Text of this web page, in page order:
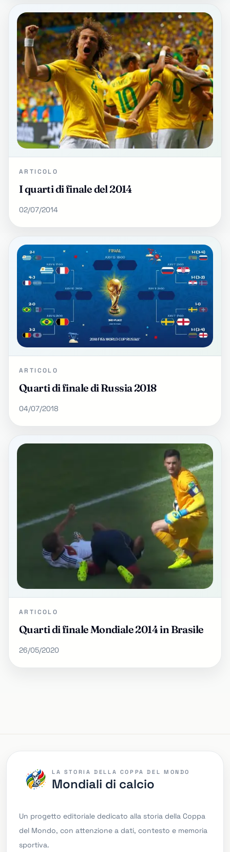
ARTICOLO
I quarti di finale del 2014
02/07/2014
ARTICOLO
Quarti di finale di Russia 2018
04/07/2018
ARTICOLO
Quarti di finale Mondiale 2014 in Brasile
26/05/2020
LA STORIA DELLA COPPA DEL MONDO
Mondiali di calcio
Un progetto editoriale dedicato alla storia della Coppa
del Mondo, con attenzione a dati, contesto e memoria
sportiva.